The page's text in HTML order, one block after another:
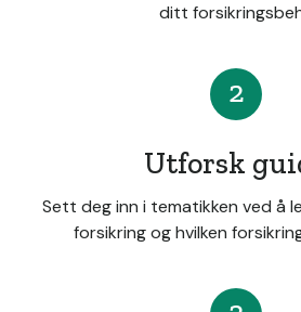
ditt
2
Utforsk
Sett deg inn i tematikken ved å
forsikring og hvilken